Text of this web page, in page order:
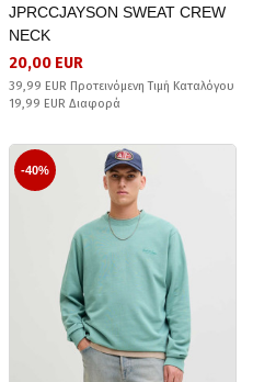
JPRCCJAYSON SWEAT CREW
NECK
20,00 EUR
39,99 EUR Προτεινόμενη Τιμή Καταλόγου
19,99 EUR Διαφορά
-40%